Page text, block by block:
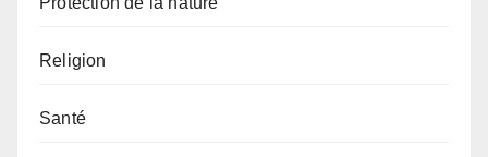
Religion
Santé